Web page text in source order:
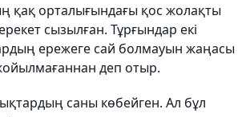
қақ орталығындағы қос жолақты
сызылған. Тұрғындар екі
ережеге сай болмауын жаңасы
жойылмағаннан деп отыр.
саны көбейген. Ал бұл